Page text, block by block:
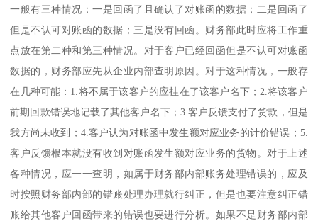
一般有三种情况：一是回函了且确认了对账函的数据；二是回函了
但是不认可对账函的数据；三是没有回函。财务部此时应将工作重
点放在第二种和第三种情况。对于客户已经回函但是不认可对账函
数据的，财务部应先从企业内部查明原因。对于这种情况，一般存
在几种可能：1.将不属于该客户的应挂在了该客户名下；2.将该客户
前期回款错误地记载了其他客户名下；3.客户反馈支付了货款，但是
我方尚未收到；4.客户认为对账函中发生额对应业务的计价错误；5.
客户反馈根本就没有收到对账函发生额对应业务的货物。对于上述
各种情况，应一一查明，如属于财务部内部账务处理错误的，应及
时按照财务部内部的错账处理办理就行纠正，但是也要注意纠正错
账给其他客户回函带来的错误也要进行分析。如果不是财务部内部